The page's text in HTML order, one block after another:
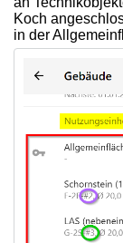
Koch
in der